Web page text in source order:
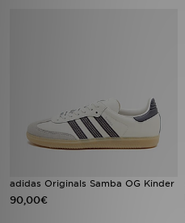
adidas Originals Samba OG Kinder
90,00€